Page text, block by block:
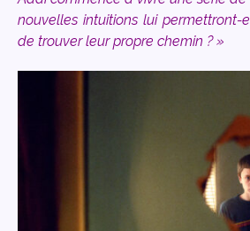
nouvelles intuitions lui permettront-
de trouver leur propre chemin ? »